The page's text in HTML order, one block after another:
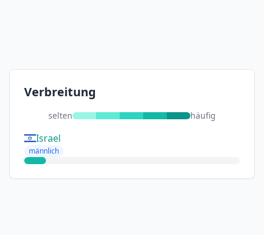
Verbreitung
selten häufig
Israel
männlich